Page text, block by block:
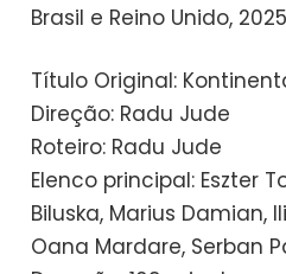
Brasil e Reino Unido,
Título Original:
Direção: Radu Jude
Roteiro: Radu Jude
Elenco principal: Eszter
Biluska, Marius Damian,
Oana Mardare, Serban